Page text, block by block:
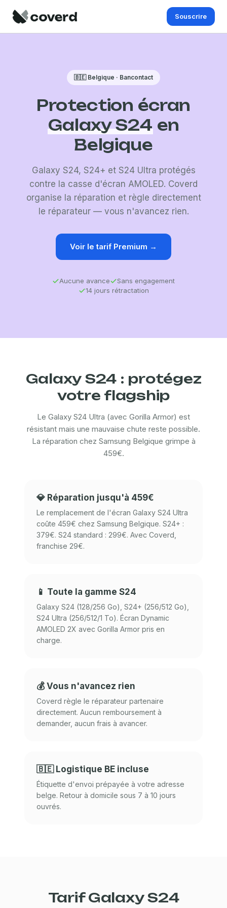
Souscrire
🇧🇪 Belgique · Bancontact
Protection écran
Galaxy S24en
Belgique
Galaxy S24, S24+ et S24 Ultra protégés
contre la casse d'écran AMOLED. Coverd
organise la réparation et règle directement
le réparateur — vous n'avancez rien.
Voir le tarif Premium →
Aucune avance
Sans engagement
14 jours rétractation
Galaxy S24 : protégez
votre flagship
Le Galaxy S24 Ultra (avec Gorilla Armor) est
résistant mais une mauvaise chute reste possible.
La réparation chez Samsung Belgique grimpe à
459€.
💎 Réparation jusqu'à 459€
Le remplacement de l'écran Galaxy S24 Ultra
coûte 459€ chez Samsung Belgique. S24+ :
379€. S24 standard : 299€. Avec Coverd,
franchise 29€.
📱 Toute la gamme S24
Galaxy S24 (128/256 Go), S24+ (256/512 Go),
S24 Ultra (256/512/1 To). Écran Dynamic
AMOLED 2X avec Gorilla Armor pris en
charge.
💰 Vous n'avancez rien
Coverd règle le réparateur partenaire
directement. Aucun remboursement à
demander, aucun frais à avancer.
🇧🇪 Logistique BE incluse
Étiquette d'envoi prépayée à votre adresse
belge. Retour à domicile sous 7 à 10 jours
ouvrés.
Tarif Galaxy S24